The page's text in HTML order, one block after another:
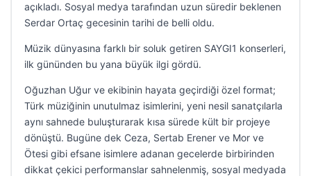
açıkladı. Sosyal medya tarafından uzun süredir beklenen
Serdar Ortaç gecesinin tarihi de belli oldu.
Müzik dünyasına farklı bir soluk getiren SAYGI1 konserleri,
ilk gününden bu yana büyük ilgi gördü.
Oğuzhan Uğur ve ekibinin hayata geçirdiği özel format;
Türk müziğinin unutulmaz isimlerini, yeni nesil sanatçılarla
aynı sahnede buluşturarak kısa sürede kült bir projeye
dönüştü. Bugüne dek Ceza, Sertab Erener ve Mor ve
Ötesi gibi efsane isimlere adanan gecelerde birbirinden
dikkat çekici performanslar sahnelenmiş, sosyal medyada